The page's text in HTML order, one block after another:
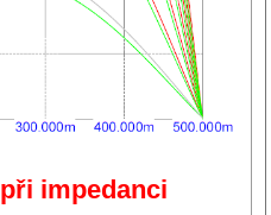
impedanci